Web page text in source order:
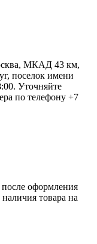
МКАД 43 км,
поселок имени
Уточняйте
по телефону +7
оформления
товара на